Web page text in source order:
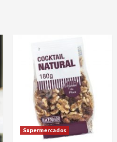
Supermercados